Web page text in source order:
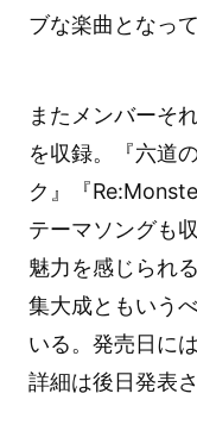
ブな楽曲となって
またメンバーそ
を収録。『六道
ク』『
テーマソングも
魅力を感じられ
集大成ともいう
いる。発売日に
詳細は後日発表さ